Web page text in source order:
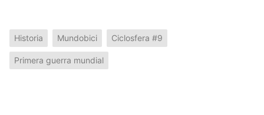
Historia Mundobici Ciclosfera #9
Primera guerra mundial